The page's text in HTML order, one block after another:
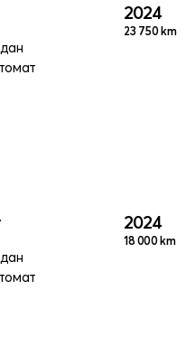
2024
23 750 km
2024
18 000 km